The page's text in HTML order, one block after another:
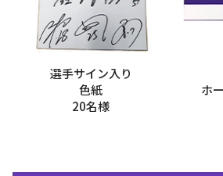
選手サイン入り
色紙
20名様
ホ